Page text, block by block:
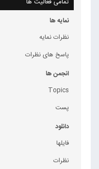
نمایه ها
نظرات نمایه
پاسخ های نظرات
انجمن ها
Topics
پست
دانلود
فایلها
نظرات